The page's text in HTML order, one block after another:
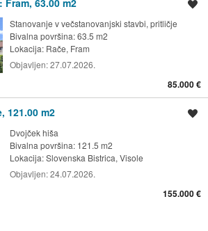
Stanovanje v večstanovanjski stavbi, pritličje
Bivalna površina: 63.5 m2
Lokacija: Rače, Fram
Objavljen:27.07.2026.
85.000 €
121.00 m2
Dvojček hiša
Bivalna površina: 121.5 m2
Lokacija:Slovenska Bistrica, Visole
Objavljen:24.07.2026.
155.000 €